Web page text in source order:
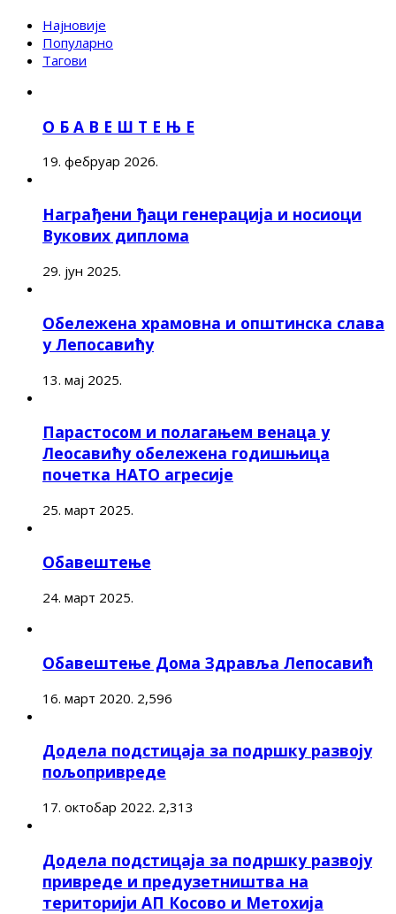
Најновије
Популарно
Тагови
О Б А В Е Ш Т Е Њ Е
19. фебруар 2026.
Награђени ђаци генерација и носиоци
Вукових диплома
29. јун 2025.
Обележена храмовна и општинска слава
у Лепосавићу
13. мај 2025.
Парастосом и полагањем венаца у
Леосавићу обележена годишњица
почетка НАТО агресије
25. март 2025.
Обавештење
24. март 2025.
Обавештење Дома Здравља Лепосавић
16. март 2020. 2,596
Додела подстицаја за подршку развоју
пољопривреде
17. октобар 2022. 2,313
Додела подстицаја за подршку развоју
привреде и предузетништва на
територији АП Косово и Метохија